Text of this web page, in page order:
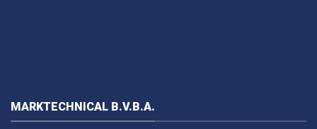
MARKTECHNICAL B.V.B.A.